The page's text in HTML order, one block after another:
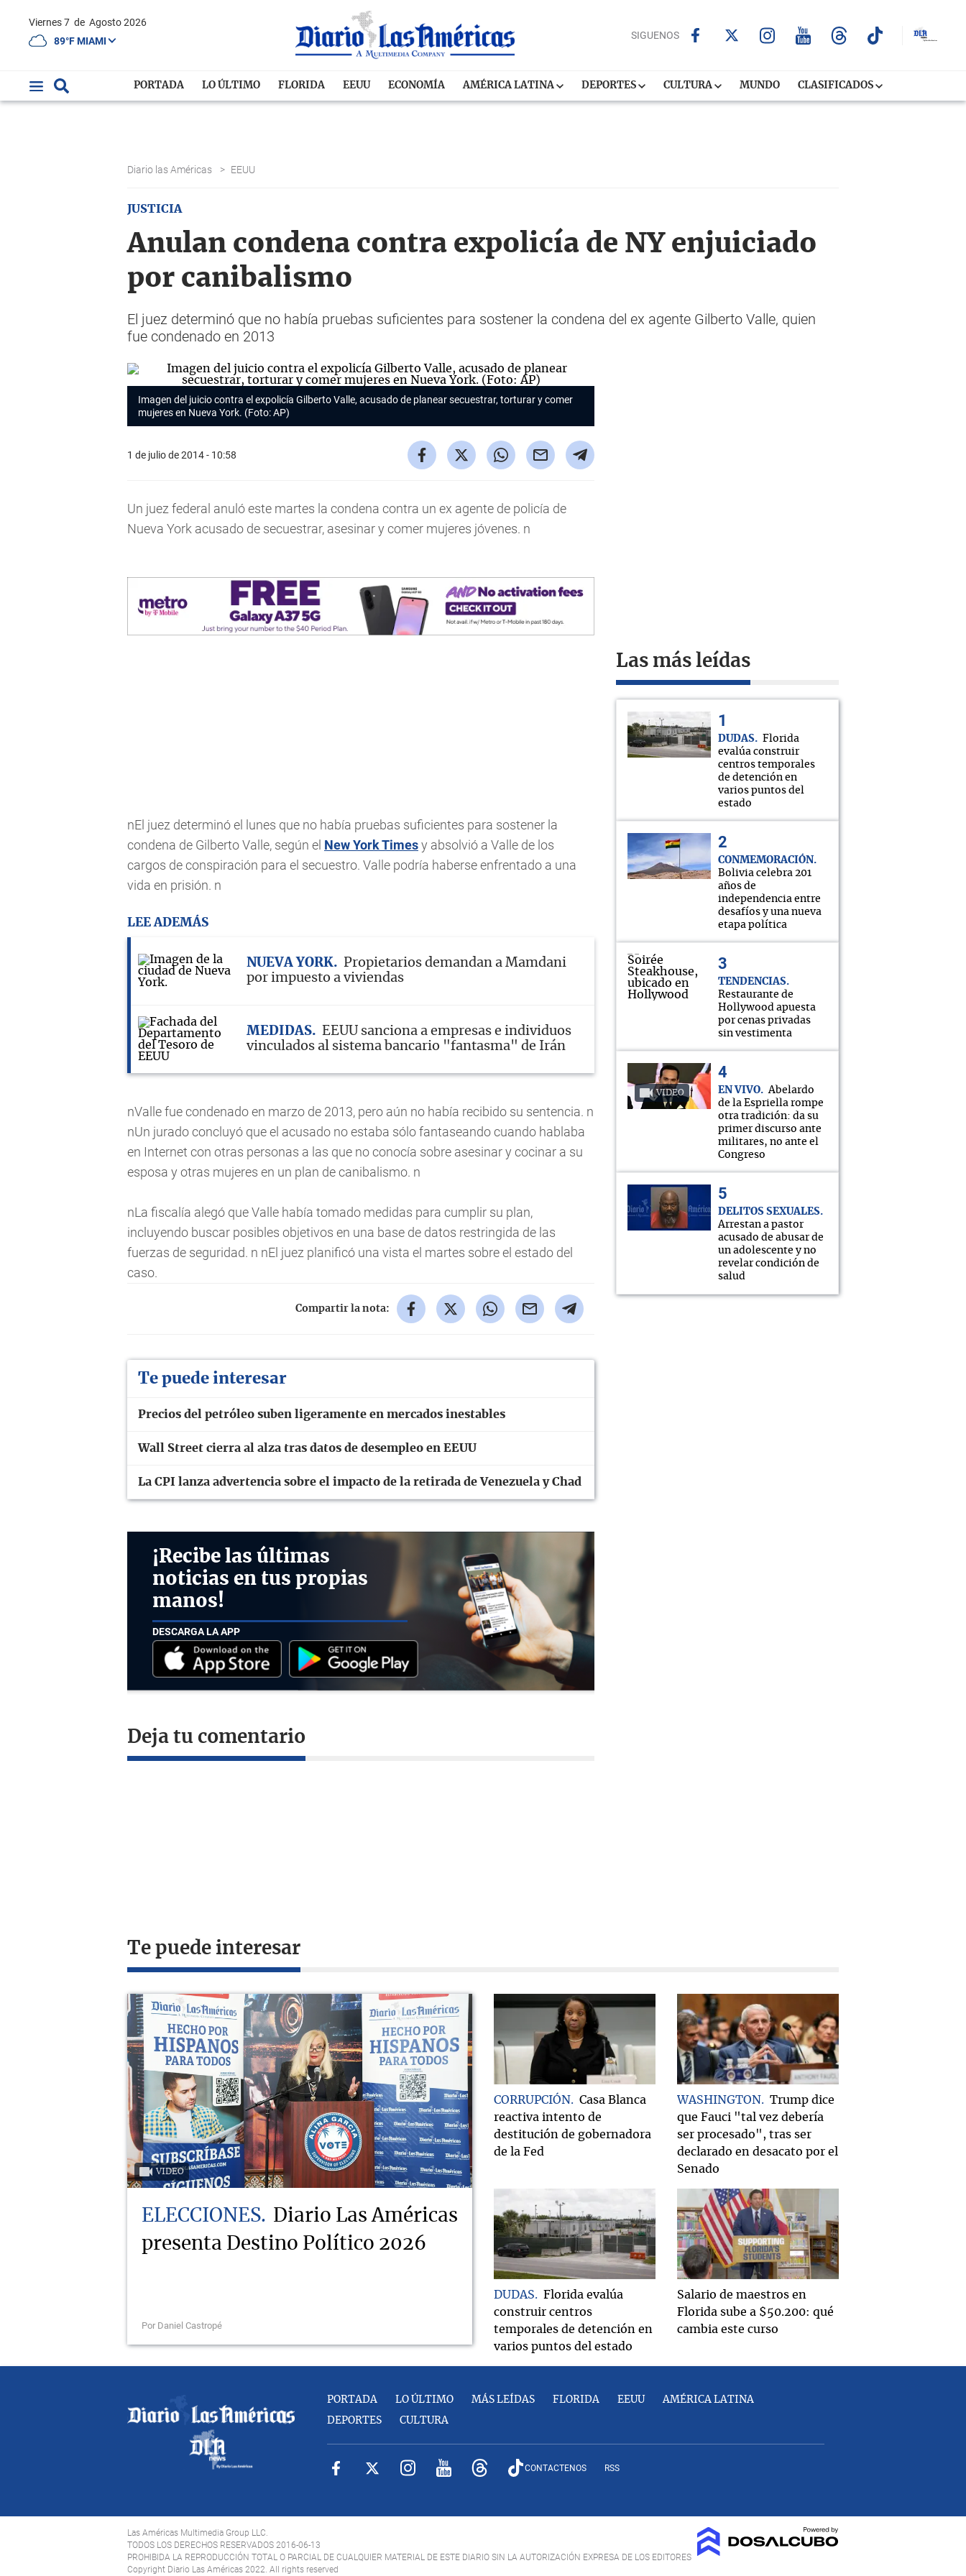
Viernes 7 de Agosto 2026
89°F MIAMI
SIGUENOS
PORTADA LO ÚLTIMO FLORIDA EEUU ECONOMÍA AMÉRICA LATINA DEPORTES CULTURA MUNDO CLASIFICADOS
Diario las Américas > EEUU
JUSTICIA
Anulan condena contra expolicía de NY enjuiciado
por canibalismo
El juez determinó que no había pruebas suficientes para sostener la condena del ex agente Gilberto Valle, quien
fue condenado en 2013
Imagen del juicio contra el expolicía Gilberto Valle, acusado de planear secuestrar, torturar y comer
mujeres en Nueva York. (Foto: AP)
1 de julio de 2014 - 10:58
Un juez federal anuló este martes la condena contra un ex agente de policía de
Nueva York acusado de secuestrar, asesinar y comer mujeres jóvenes. n
nEl juez determinó el lunes que no había pruebas suficientes para sostener la
condena de Gilberto Valle, según el New York Timesy absolvió a Valle de los
cargos de conspiración para el secuestro. Valle podría haberse enfrentado a una
vida en prisión. n
LEE ADEMÁS
NUEVA YORK
Propietarios demandan a Mamdani
por impuesto a viviendas
MEDIDAS
EEUU sanciona a empresas e individuos
vinculados al sistema bancario "fantasma" de Irán
nValle fue condenado en marzo de 2013, pero aún no había recibido su sentencia. n
nUn jurado concluyó que el acusado no estaba sólo fantaseando cuando hablaba
en Internet con otras personas a las que no conocía sobre asesinar y cocinar a su
esposa y otras mujeres en un plan de canibalismo. n
nLa fiscalía alegó que Valle había tomado medidas para cumplir su plan,
incluyendo buscar posibles objetivos en una base de datos restringida de las
fuerzas de seguridad. n nEl juez planificó una vista el martes sobre el estado del
caso.
Compartir la nota:
Te puede interesar
Precios del petróleo suben ligeramente en mercados inestables
Wall Street cierra al alza tras datos de desempleo en EEUU
La CPI lanza advertencia sobre el impacto de la retirada de Venezuela y Chad
¡Recibe las últimas
noticias en tus propias
manos!
DESCARGA LA APP
Deja tu comentario
Las más leídas
DUDAS
Florida
evalúa construir
centros temporales
de detención en
varios puntos del
estado
CONMEMORACIÓN
Bolivia celebra 201
años de
independencia entre
desafíos y una nueva
etapa política
TENDENCIAS
Restaurante de
Hollywood apuesta
por cenas privadas
sin vestimenta
VIDEO EN VIVO
Abelardo
de la Espriella rompe
otra tradición: da su
primer discurso ante
militares, no ante el
Congreso
DELITOS SEXUALES
Arrestan a pastor
acusado de abusar de
un adolescente y no
revelar condición de
salud
Te puede interesar
VIDEO
ELECCIONES
Diario Las Américas
presenta Destino Político 2026
Por Daniel Castropé
CORRUPCIÓN
Casa Blanca
reactiva intento de
destitución de gobernadora
de la Fed
WASHINGTON
Trump dice
que Fauci "tal vez debería
ser procesado", tras ser
declarado en desacato por el
Senado
DUDAS
Florida evalúa
construir centros
temporales de detención en
varios puntos del estado
Salario de maestros en
Florida sube a $50.200: qué
cambia este curso
PORTADA LO ÚLTIMO MÁS LEÍDAS FLORIDA EEUU AMÉRICA LATINA
DEPORTES CULTURA
CONTACTENOS RSS
Las Américas Multimedia Group LLC.
TODOS LOS DERECHOS RESERVADOS 2016-06-13
PROHIBIDA LA REPRODUCCIÓN TOTAL O PARCIAL DE CUALQUIER MATERIAL DE ESTE DIARIO SIN LA AUTORIZACIÓN EXPRESA DE LOS EDITORES
Copyright Diario Las Américas 2022. All rights reserved